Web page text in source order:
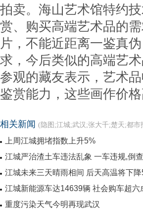
拍卖。海山艺术馆特约
赏、购买高端艺术品的
片，不能近距离一鉴真
求，今后类似的高端艺
参观的藏友表示，艺术
鉴赏能力，这些画作价
相关新闻 (隐图;江城;武汉;张大千;楚天;都
上周江城拥堵指数上升5%
江城严治渣土车违法乱象 一车违规,倒
江城未来三天晴雨相间 后天高温将下
江城新能源车达14639辆 社会购车超六
重度污染天气今明再现武汉